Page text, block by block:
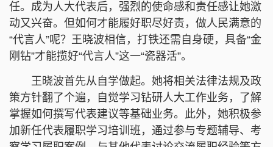
任。成为人大代表后，强烈的使命感和责任感让她激
动又兴奋。但如何才能履好职尽好责，做人民满意的
“代言人”呢？王晓波相信，打铁还需自身硬，具备“金
刚钻”才能揽好“代言人”这一“瓷器活”。
王晓波首先从自学做起。她将相关法律法规及政
策方针翻了个遍，自觉学习钻研人大工作业务，了解
掌握如何撰写代表建议等基础业务。此外，她积极参
加新任代表履职学习培训班，通过参与专题辅导、考